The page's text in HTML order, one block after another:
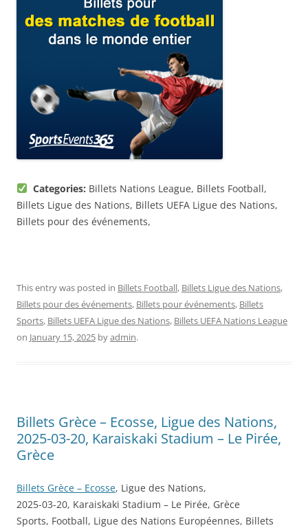
Categories: Billets Nations League, Billets Football,
Billets Ligue des Nations, Billets UEFA Ligue des Nations,
Billets pour des événements,
This entry was posted in Billets Football, Billets Ligue des Nations,
Billets pour des événements, Billets pour événements, Billets
Sports, Billets UEFA Ligue des Nations, Billets UEFA Nations League
on January 15, 2025 byadmin.
Billets Grèce – Ecosse, Ligue des Nations,
2025-03-20, Karaiskaki Stadium – Le Pirée,
Grèce
Billets Grèce – Ecosse, Ligue des Nations,
2025-03-20, Karaiskaki Stadium – Le Pirée, Grèce
Sports, Football, Ligue des Nations Européennes, Billets